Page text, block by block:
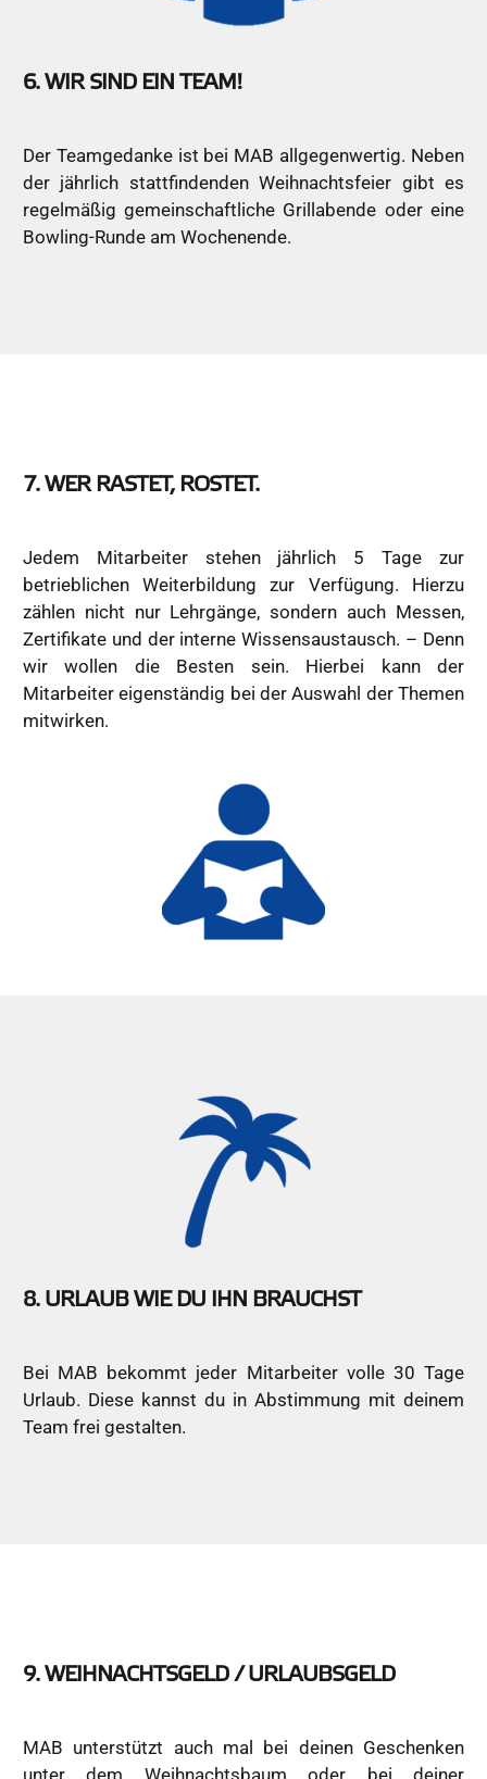
6. WIR SIND EIN TEAM!
Der Teamgedanke ist bei MAB allgegenwertig. Neben
der jährlich stattfindenden Weihnachtsfeier gibt es
regelmäßig gemeinschaftliche Grillabende oder eine
Bowling-Runde am Wochenende.
7. WER RASTET, ROSTET.
Jedem Mitarbeiter stehen jährlich 5 Tage zur
betrieblichen Weiterbildung zur Verfügung. Hierzu
zählen nicht nur Lehrgänge, sondern auch Messen,
Zertifikate und der interne Wissensaustausch. – Denn
wir wollen die Besten sein. Hierbei kann der
Mitarbeiter eigenständig bei der Auswahl der Themen
mitwirken.
8. URLAUB WIE DU IHN BRAUCHST
Bei MAB bekommt jeder Mitarbeiter volle 30 Tage
Urlaub. Diese kannst du in Abstimmung mit deinem
Team frei gestalten.
9. WEIHNACHTSGELD / URLAUBSGELD
MAB unterstützt auch mal bei deinen Geschenken
unter dem Weihnachtsbaum oder bei deiner